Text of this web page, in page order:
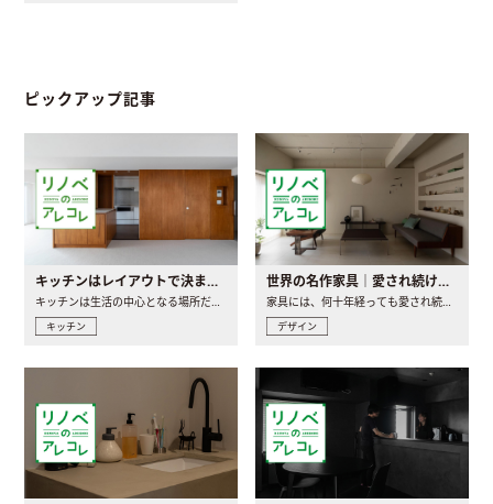
ピックアップ記事
キッチンはレイアウトで決まる。後悔しないための考え方と選び方
キッチンは生活の中心となる場所だからこそ、家の中のどこに置..
キッチン
世界の名作家具｜愛され続ける理由と一生モノとの出会い方
家具には、何十年経っても愛され続ける「名作」と呼ばれるもの..
デザイン